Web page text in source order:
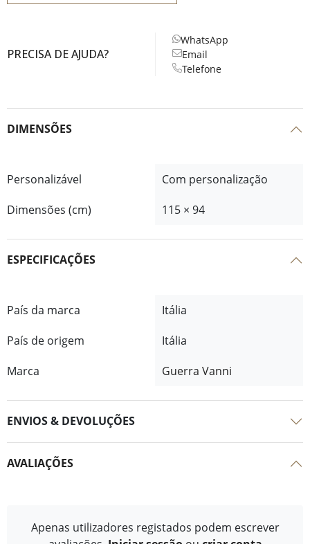
PRECISA DE AJUDA?
WhatsApp
Email
Telefone
DIMENSÕES
Personalizável
Com personalização
Dimensões (cm)
115 × 94
ESPECIFICAÇÕES
País da marca
Itália
País de origem
Itália
Marca
Guerra Vanni
ENVIOS & DEVOLUÇÕES
AVALIAÇÕES
Apenas utilizadores registados podem escrever